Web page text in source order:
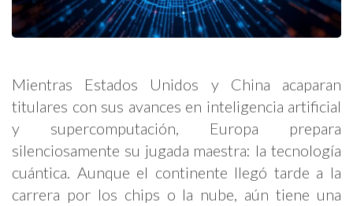
Mientras Estados Unidos y China acaparan
titulares con sus avances en inteligencia artificial
y supercomputación, Europa prepara
silenciosamente su jugada maestra: la tecnología
cuántica. Aunque el continente llegó tarde a la
carrera por los chips o la nube, aún tiene una